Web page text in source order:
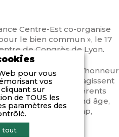
Centre-Est co-organise
le bien commun », le 17
de Congrès de Lyon.
de dons mettra à l’honneur
sociaux qui agissent
Rhône, dans différents
insertion, grand âge,
vulnérables, handicap,
pour vous
vos
sur
de TOUS les
paramètres des
tout